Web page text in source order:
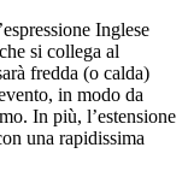
Inglese
si collega al
fredda (o calda)
in modo da
In più, l’estensione
una rapidissima